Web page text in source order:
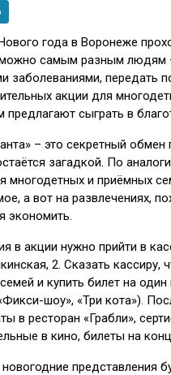
года в Воронеже
самым разным людям
заболеваниями, передать
акции для
сыграть в
– это секретный
загадкой. По
многодетных и приёмных
а вот на развлечениях,
экономить.
в акции нужно прийти в
2. Сказать кассиру,
и купить билет на
шоу», «Три кота»).
в ресторан «Грабли»,
в кино, билеты на
представления